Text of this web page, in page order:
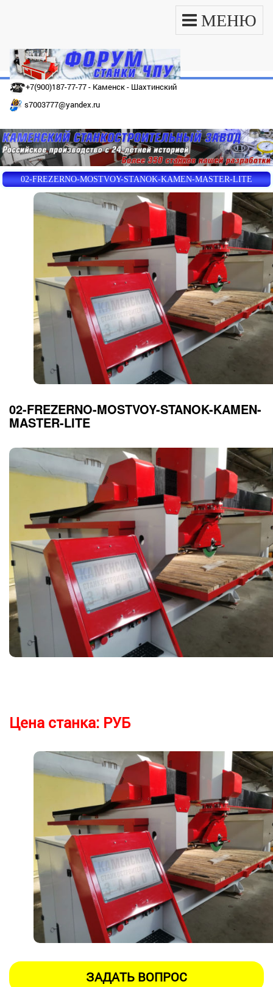
МЕНЮ
+7(900)187-77-77 - Каменск - Шахтинский
s7003777@yandex.ru
02-FREZERNO-MOSTVOY-STANOK-KAMEN-MASTER-LITE
02-FREZERNO-MOSTVOY-STANOK-KAMEN-
MASTER-LITE
Цена станка: РУБ